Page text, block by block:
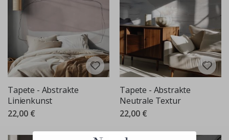
Tapete - Abstrakte
Linienkunst
22,00 €
Tapete - Abstrakte
Neutrale Textur
22,00 €